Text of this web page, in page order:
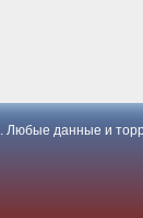
данные и